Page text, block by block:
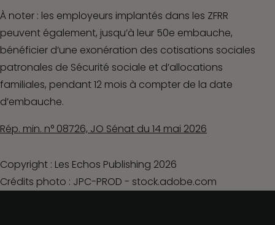
À noter : les employeurs implantés dans les ZFRR
peuvent également, jusqu’à leur 50e embauche,
bénéficier d’une exonération des cotisations sociales
patronales de Sécurité sociale et d’allocations
familiales, pendant 12 mois à compter de la date
d’embauche.
Rép. min. n° 08726, JO Sénat du 14 mai 2026
Copyright : Les Echos Publishing 2026
Crédits photo : JPC-PROD - stock.adobe.com